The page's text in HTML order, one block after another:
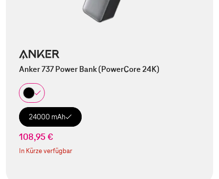
Anker 737 Power Bank (PowerCore 24K)
24000 mAh
108,95 €
In Kürze verfügbar